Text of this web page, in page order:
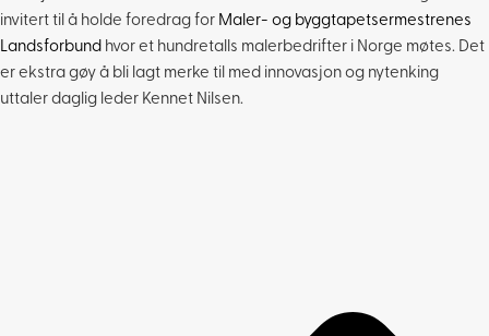
invitert til å holde foredrag for Maler- og byggtapetsermestrenes
Landsforbund hvor et hundretalls malerbedrifter i Norge møtes. Det
er ekstra gøy å bli lagt merke til med innovasjon og nytenking
uttaler daglig leder Kennet Nilsen.